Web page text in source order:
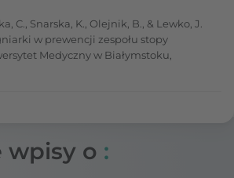
C., Snarska, K., Olejnik, B., & Lewko, J.
w prewencji zespołu stopy
Medyczny w Białymstoku,
wpisy o :